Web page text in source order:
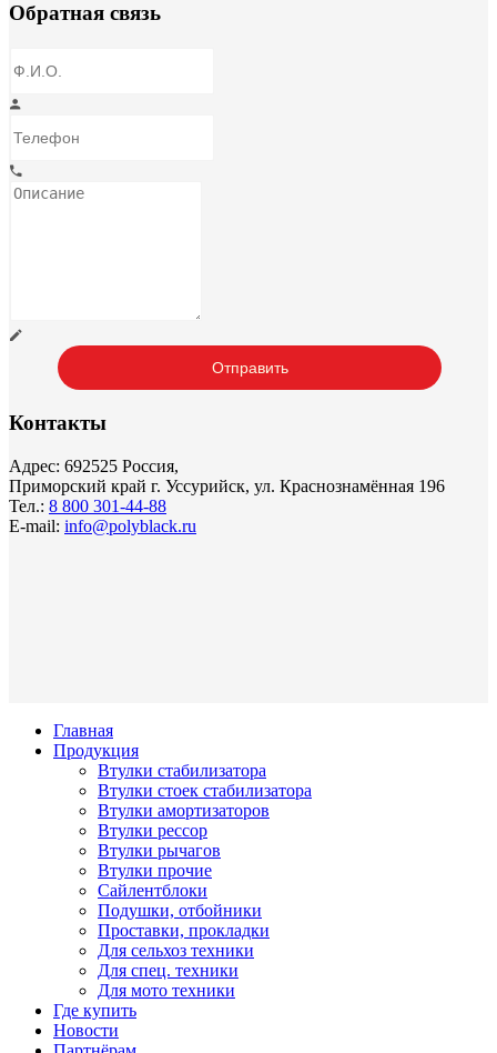
Обратная связь
Контакты
Адрес: 692525 Россия,
Приморский край г. Уссурийск, ул. Краснознамённая 196
Тел.: 8 800 301-44-88
E-mail: info@polyblack.ru
Главная
Продукция
Втулки стабилизатора
Втулки стоек стабилизатора
Втулки амортизаторов
Втулки рессор
Втулки рычагов
Втулки прочие
Сайлентблоки
Подушки, отбойники
Проставки, прокладки
Для сельхоз техники
Для спец. техники
Для мото техники
Где купить
Новости